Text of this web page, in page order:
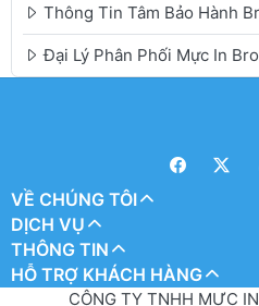
Thông Tin Tâm Bảo Hành
Đại Lý Phân Phối Mực In
VỀ CHÚNG TÔI
DỊCH VỤ
THÔNG TIN
HỖ TRỢ KHÁCH HÀNG
CÔNG TY TNHH MỰC